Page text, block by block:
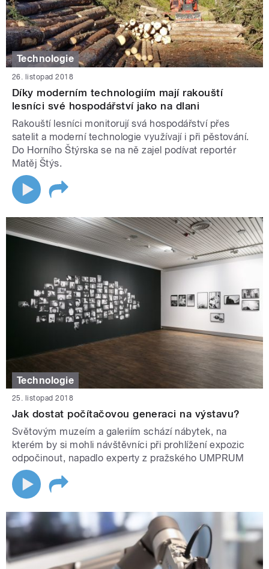
Technologie
26. listopad 2018
Díky moderním technologiím mají rakouští
lesníci své hospodářství jako na dlani
Rakouští lesníci monitorují svá hospodářství přes
satelit a moderní technologie využívají i při pěstování.
Do Horního Štýrska se na ně zajel podívat reportér
Matěj Štýs.
Technologie
25. listopad 2018
Jak dostat počítačovou generaci na výstavu?
Světovým muzeím a galeriím schází nábytek, na
kterém by si mohli návštěvníci při prohlížení expozic
odpočinout, napadlo experty z pražského UMPRUM